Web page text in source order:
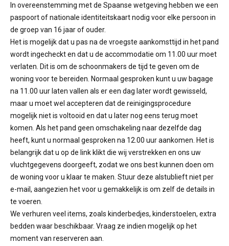
In overeenstemming met de Spaanse wetgeving hebben we een
paspoort of nationale identiteitskaart nodig voor elke persoon in
de groep van 16 jaar of ouder.
Het is mogelijk dat u pas na de vroegste aankomsttijd in het pand
wordt ingecheckt en dat u de accommodatie om 11.00 uur moet
verlaten. Dit is om de schoonmakers de tijd te geven om de
woning voor te bereiden. Normaal gesproken kunt u uw bagage
na 11.00 uur laten vallen als er een dag later wordt gewisseld,
maar u moet wel accepteren dat de reinigingsprocedure
mogelijk niet is voltooid en dat u later nog eens terug moet
komen. Als het pand geen omschakeling naar dezelfde dag
heeft, kunt u normaal gesproken na 12.00 uur aankomen. Het is
belangrijk dat u op de link klikt die wij verstrekken en ons uw
vluchtgegevens doorgeeft, zodat we ons best kunnen doen om
de woning voor u klaar te maken. Stuur deze alstublieft niet per
e-mail, aangezien het voor u gemakkelijk is om zelf de details in
te voeren.
We verhuren veel items, zoals kinderbedjes, kinderstoelen, extra
bedden waar beschikbaar. Vraag ze indien mogelijk op het
moment van reserveren aan.